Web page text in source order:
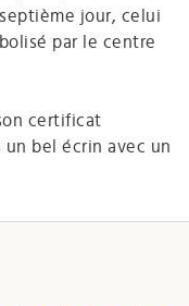
jour, celui
par le centre
certificat
bel écrin avec un